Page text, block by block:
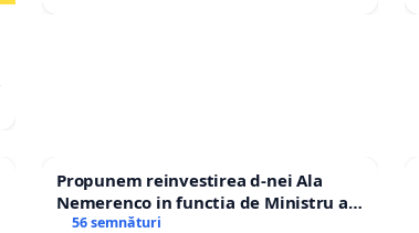
Propunem reinvestirea d-nei Ala
Nemerenco in functia de Ministru al
Sanatatii
56 semnături